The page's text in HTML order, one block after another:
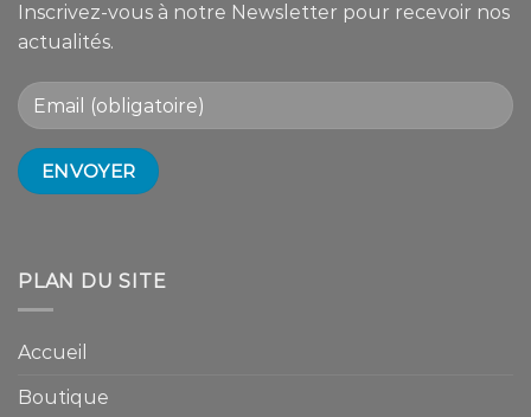
Inscrivez-vous à notre Newsletter pour recevoir nos
actualités.
PLAN DU SITE
Accueil
Boutique